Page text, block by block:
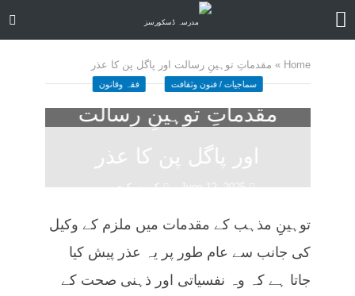
Home
» مقدماتِ توہینِ رسالت اور پاگل پن کا عذر
سماجیات / فنون وثقافت فقہ وقانون
مقدماتِ توہینِ رسالت
اور پاگل پن کا عذر
June 12, 2025
کمنت کیجے
توہینِ مذہب کے مقدمات میں ملزم کے وکیل
کی جانب سے عام طور پر یہ عذر پیش کیا
جاتا ہے کہ وہ نفسیاتی اور ذہنی صحت کے